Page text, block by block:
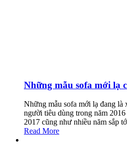
Những mẫu sofa mới lạ
Những mẫu sofa mới lạ đang là
người tiêu dùng trong năm
2017 cũng như nhiều năm sắp
Read More